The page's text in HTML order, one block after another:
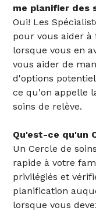
me planifier des
Oui! Les
pour vous aider à
lorsque vous en
vous aider de
d'options
ce qu'on appelle
soins de relève.
Qu'est-ce qu'un
Un Cercle de
rapide à votre
privilégiés et
planification
lorsque vous